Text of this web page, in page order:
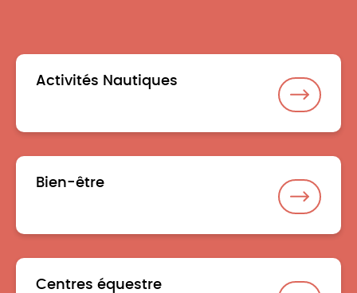
Activités Nautiques
Bien-être
Centres équestre